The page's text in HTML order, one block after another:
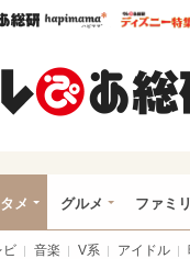
ウレぴあ総研ハピママ*
メ グルメ ファミ
ビ 音楽 V系 アイドル